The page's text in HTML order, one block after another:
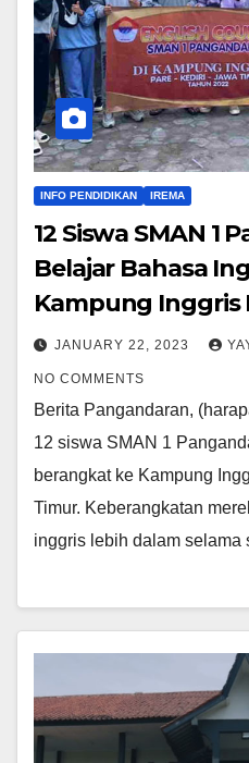
INFO PENDIDIKAN IREMA
12 Siswa SMAN 1
Belajar Bahasa
Kampung Inggris
JANUARY 22, 2023
NO COMMENTS
Berita Pangandaran,
12 siswa SMAN 1
berangkat ke Kampung
Timur. Keberangkatan
inggris lebih dalam selama